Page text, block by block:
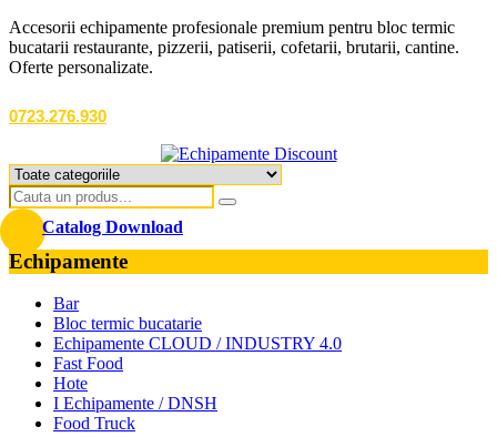
Accesorii echipamente profesionale premium pentru bloc termic
bucatarii restaurante, pizzerii, patiserii, cofetarii, brutarii, cantine.
Oferte personalizate.
0723.276.930
Catalog Download
Echipamente
Bar
Bloc termic bucatarie
Echipamente CLOUD / INDUSTRY 4.0
Fast Food
Hote
I Echipamente / DNSH
Food Truck